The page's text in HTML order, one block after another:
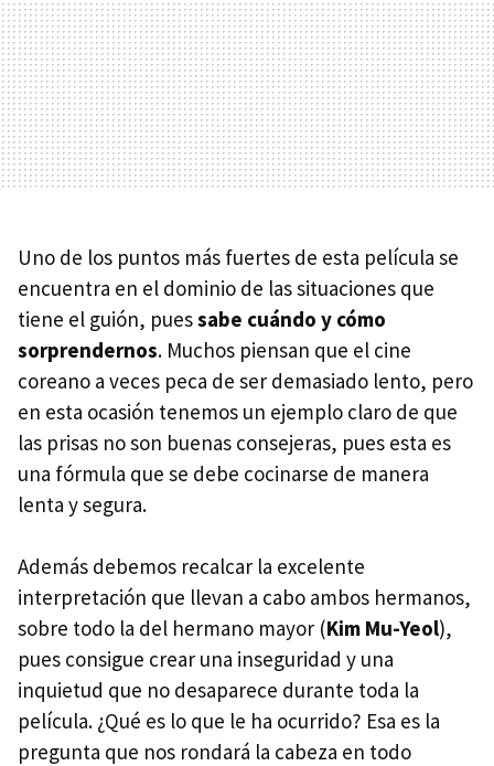
Uno de los puntos más fuertes de esta película se
encuentra en el dominio de las situaciones que
tiene el guión, puessabe cuándo y cómo
sorprendernos. Muchos piensan que el cine
coreano a veces peca de ser demasiado lento, pero
en esta ocasión tenemos un ejemplo claro de que
las prisas no son buenas consejeras, pues esta es
una fórmula que se debe cocinarse de manera
lenta y segura.
Además debemos recalcar la excelente
interpretación que llevan a cabo ambos hermanos,
sobre todo la del hermano mayor (Kim Mu-Yeol),
pues consigue crear una inseguridad y una
inquietud que no desaparece durante toda la
película. ¿Qué es lo que le ha ocurrido? Esa es la
pregunta que nos rondará la cabeza en todo